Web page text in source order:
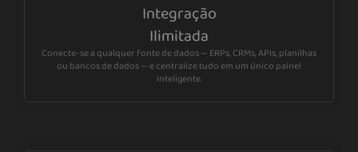
Integração
Ilimitada
Conecte-se a qualquer fonte de dados — ERPs, CRMs, APIs, planilhas
ou bancos de dados — e centralize tudo em um único painel
inteligente.